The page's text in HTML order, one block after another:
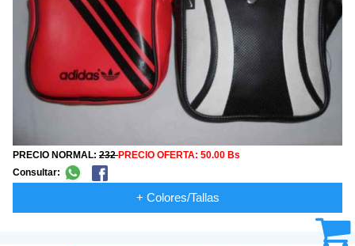
PRECIO NORMAL: 232PRECIO OFERTA: 50.00 Bs
Consultar:
+ Colores/Tallas